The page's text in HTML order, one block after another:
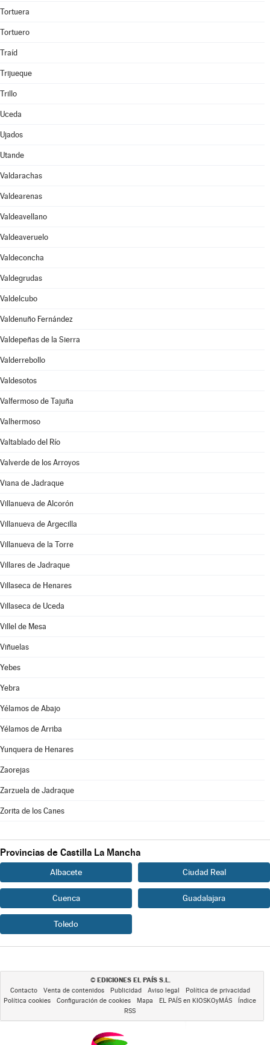
Tortuera
Tortuero
Traíd
Trijueque
Trillo
Uceda
Ujados
Utande
Valdarachas
Valdearenas
Valdeavellano
Valdeaveruelo
Valdeconcha
Valdegrudas
Valdelcubo
Valdenuño Fernández
Valdepeñas de la Sierra
Valderrebollo
Valdesotos
Valfermoso de Tajuña
Valhermoso
Valtablado del Río
Valverde de los Arroyos
Viana de Jadraque
Villanueva de Alcorón
Villanueva de Argecilla
Villanueva de la Torre
Villares de Jadraque
Villaseca de Henares
Villaseca de Uceda
Villel de Mesa
Viñuelas
Yebes
Yebra
Yélamos de Abajo
Yélamos de Arriba
Yunquera de Henares
Zaorejas
Zarzuela de Jadraque
Zorita de los Canes
Provincias de Castilla La Mancha
Albacete Ciudad Real
Cuenca Guadalajara
Toledo
© EDICIONES EL PAÍS S.L.
Contacto Venta de contenidos Publicidad Aviso legal
Política de privacidad
Política cookies
Configuración de cookies Mapa EL PAÍS en KIOSKOyMÁS
Índice
RSS